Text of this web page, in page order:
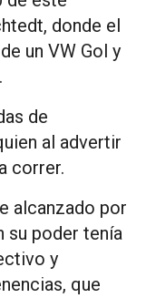
donde el
un VW Gol y
de
al advertir
correr.
alcanzado por
su poder tenía
y
que